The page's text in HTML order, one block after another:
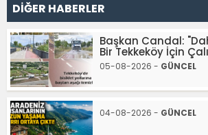
DİĞER HABERLER
Başkan Candal:
Bir Tekkeköy İçin
05-08-2026 - GÜNCEL
04-08-2026 - GÜNCEL